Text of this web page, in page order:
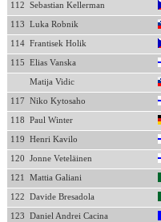
112 Sebastian Kellerman
113 Luka Robnik
114 Frantisek Holik
115 Elias Vanska
Matija Vidic
117 Niko Kytosaho
118 Paul Winter
119 Henri Kavilo
120 Jonne Veteläinen
121 Mattia Galiani
122 Davide Bresadola
123 Daniel Andrei Cacina